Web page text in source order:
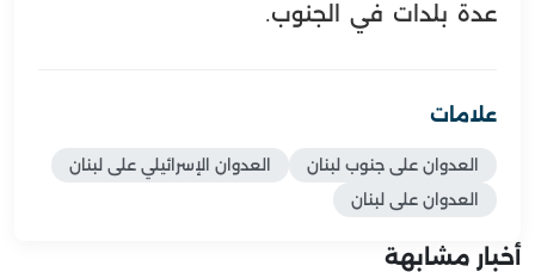
عدة بلدات في الجنوب.
علامات
العدوان على جنوب لبنان
العدوان الإسرائيلي على لبنان
العدوان على لبنان
أخبار مشابهة